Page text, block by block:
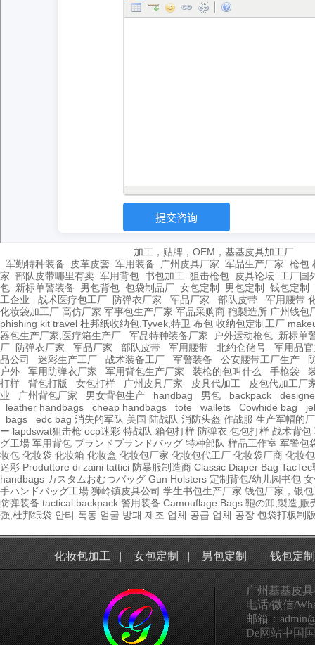
加工，贴牌，OEM，基基皮具加工厂
军勤特种装备
皮革皮套 军用装备 广州皮具厂家 军品生产厂家 枪包
家 部队皮带哪里有卖 军用背包 书包加工 狙击枪包 皮具论坛 工厂国
包 新标单警装备 男包背包 包袋制品厂 女包定制 男包定制
钱包定制
工企业
战术医疗包工厂 防弹衣厂家 军品厂家 部队皮带 军用腰带
化妆袋加工厂 高仿厂家 军事包生产厂家 军品采购商 鞄製造所 广州钱包
phishing kit travel 杜邦纸收纳包,Tyvek,特卫 布包 收纳包定制工厂
器包生产厂家,医疗箱生产厂
军品特种装备厂家 户外运动枪包 新标单
厂
防弹衣厂家 军品厂家 部队皮带 军用腰带 北约仓储号
军用品
品公司
迷彩生产工厂 战术装备工厂 军警装备 公安腰带工厂生产
户外
军用防弹衣厂家 军用背包生产厂家 装枪的包叫什么 手枪袋
打样
背包打版 女包打样 广州皮具厂家 皮具代加工
皮包代加工厂
业
广州背包厂家 男女背包生产 handbag 男包 backpack
leather handbags
cheap handbags tote wallets Cowhide bag
bags
edc bag 消失的军队 美国 陆战队 消防头盔 作战服 生产军帽的
ー lapdswat狙击枪 ocp迷彩 特战队 箱包打样 防弹衣 包包打样 战术背包
グ工場 军用背包 ブランドブランドバッグ 特种部队 样品工作室 军警包
妆包 化妆袋 化妆箱 化妆盒 化妆包厂家 化妆包代工厂 化妆袋厂商 化妆
迷彩 Produttore di zaini tattici 防暴服制造商 Classic Diaper Bag
handbags カスタムおむつバッグ Gun Holsters 定制背包/幼儿园书包
手ハンドバッグ工場 狮岭镇皮具公司 学生书包生产厂家 钱包厂家，银
防弹装备 tactical backpack 警用装备 Camouflage Bags 鞄の卸,製造,販
强,杜邦纸袋 안티 폭동 얼굴 방패 제조 업체 공급 업체 공장 包袋打板制
化妆包加工 | 女包定制 | 男包定制 | 钱包定制
广州基基皮
电话/微信/
邮箱：
De网站中国